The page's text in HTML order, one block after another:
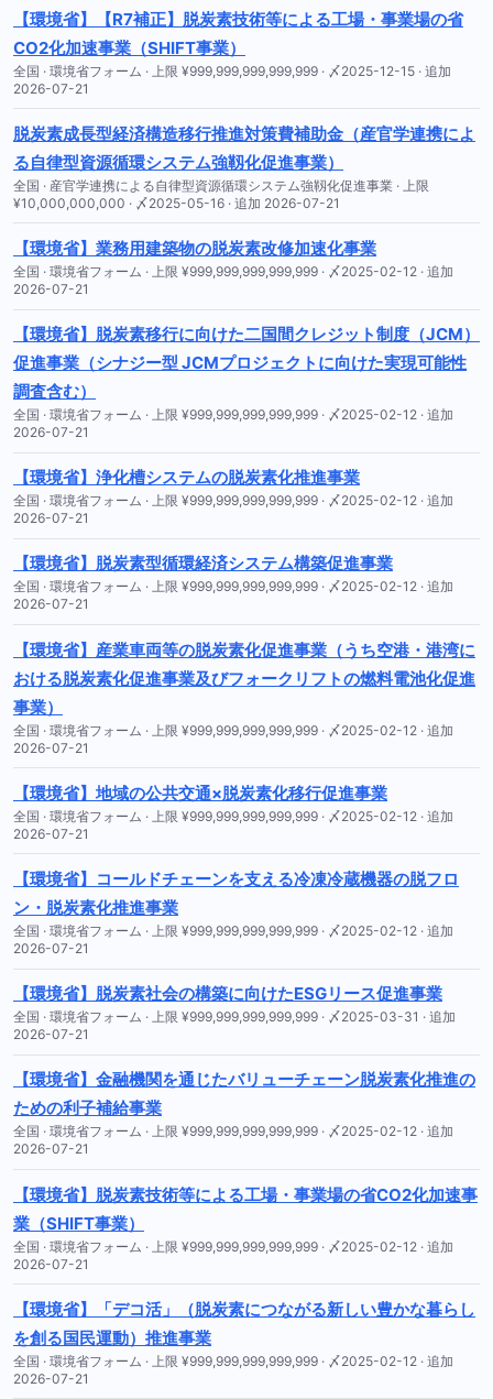
【環境省】【R7補正】脱炭素技術等による工場・事業場の省
CO2化加速事業（SHIFT事業）
全国 · 環境省フォーム · 上限 ¥999,999,999,999,999 · 〆2025-12-15 · 追加
2026-07-21
脱炭素成長型経済構造移行推進対策費補助金（産官学連携によ
る自律型資源循環システム強靱化促進事業）
全国 · 産官学連携による自律型資源循環システム強靱化促進事業 · 上限
¥10,000,000,000 · 〆2025-05-16 · 追加 2026-07-21
【環境省】業務用建築物の脱炭素改修加速化事業
全国 · 環境省フォーム · 上限 ¥999,999,999,999,999 · 〆2025-02-12 · 追加
2026-07-21
【環境省】脱炭素移行に向けた二国間クレジット制度（JCM）
促進事業（シナジー型 JCMプロジェクトに向けた実現可能性
調査含む）
全国 · 環境省フォーム · 上限 ¥999,999,999,999,999 · 〆2025-02-12 · 追加
2026-07-21
【環境省】浄化槽システムの脱炭素化推進事業
全国 · 環境省フォーム · 上限 ¥999,999,999,999,999 · 〆2025-02-12 · 追加
2026-07-21
【環境省】脱炭素型循環経済システム構築促進事業
全国 · 環境省フォーム · 上限 ¥999,999,999,999,999 · 〆2025-02-12 · 追加
2026-07-21
【環境省】産業車両等の脱炭素化促進事業（うち空港・港湾に
おける脱炭素化促進事業及びフォークリフトの燃料電池化促進
事業）
全国 · 環境省フォーム · 上限 ¥999,999,999,999,999 · 〆2025-02-12 · 追加
2026-07-21
【環境省】地域の公共交通×脱炭素化移行促進事業
全国 · 環境省フォーム · 上限 ¥999,999,999,999,999 · 〆2025-02-12 · 追加
2026-07-21
【環境省】コールドチェーンを支える冷凍冷蔵機器の脱フロ
ン・脱炭素化推進事業
全国 · 環境省フォーム · 上限 ¥999,999,999,999,999 · 〆2025-02-12 · 追加
2026-07-21
【環境省】脱炭素社会の構築に向けたESGリース促進事業
全国 · 環境省フォーム · 上限 ¥999,999,999,999,999 · 〆2025-03-31 · 追加
2026-07-21
【環境省】金融機関を通じたバリューチェーン脱炭素化推進の
ための利子補給事業
全国 · 環境省フォーム · 上限 ¥999,999,999,999,999 · 〆2025-02-12 · 追加
2026-07-21
【環境省】脱炭素技術等による工場・事業場の省CO2化加速事
業（SHIFT事業）
全国 · 環境省フォーム · 上限 ¥999,999,999,999,999 · 〆2025-02-12 · 追加
2026-07-21
【環境省】「デコ活」（脱炭素につながる新しい豊かな暮らし
を創る国民運動）推進事業
全国 · 環境省フォーム · 上限 ¥999,999,999,999,999 · 〆2025-02-12 · 追加
2026-07-21